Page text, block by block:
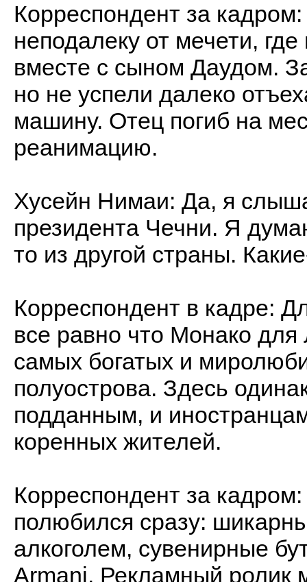
Корреспондент за
неподалеку от мечети,
вместе с сыном Даудом.
но не успели далеко
машину. Отец погиб на
реанимацию.
Хусейн Нимаи: Да, я
президента Чечни. Я
то из другой страны.
Корреспондент в кадре:
все равно что Монако для
самых богатых и
полуострова. Здесь
подданным, и
коренных жителей.
Корреспондент за
полюбился сразу:
алкоголем, сувенирные
Armani. Рекламный ролик